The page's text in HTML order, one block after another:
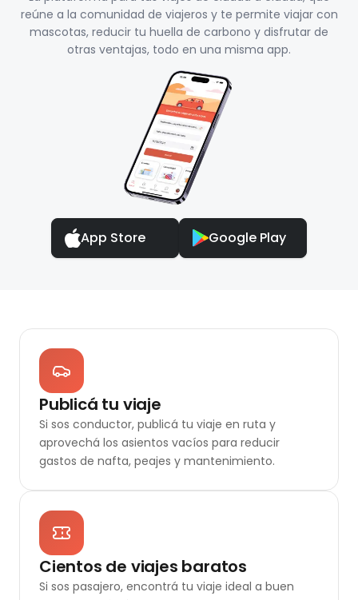
reúne a la comunidad de viajeros y te permite viajar con
mascotas, reducir tu huella de carbono y disfrutar de
otras ventajas, todo en una misma app.
App Store Google Play
Publicá tu viaje
Si sos conductor, publicá tu viaje en ruta y
aprovechá los asientos vacíos para reducir
gastos de nafta, peajes y mantenimiento.
Cientos de viajes baratos
Si sos pasajero, encontrá tu viaje ideal a buen